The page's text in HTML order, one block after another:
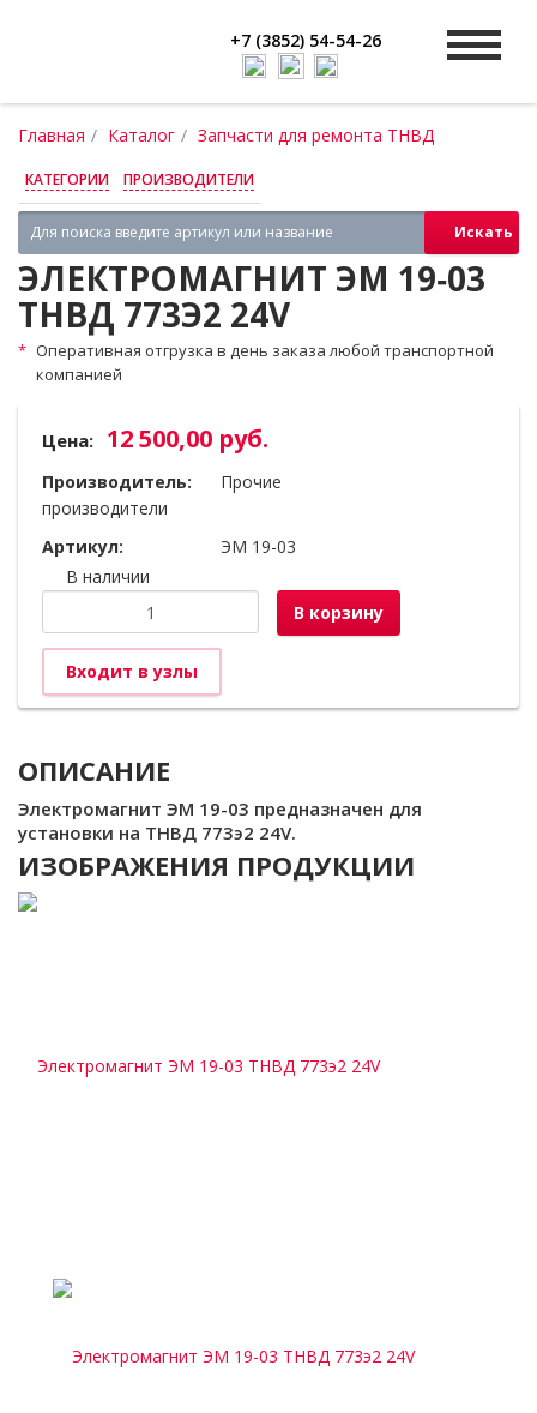
+7 (3852) 54-54-26
Главная Каталог Запчасти для ремонта ТНВД
КАТЕГОРИИ ПРОИЗВОДИТЕЛИ
Искать
ЭЛЕКТРОМАГНИТ ЭМ 19‑03
ТНВД 773Э2 24V
Оперативная отгрузка в день заказа любой транспортной
компанией
Цена: 12 500,00 руб.
Производитель:
Прочие
производители
Артикул:
ЭМ 19-03
В наличии
В корзину
Входит в узлы
ОПИСАНИЕ
Электромагнит ЭМ 19-03 предназначен для
установки на ТНВД 773э2 24V.
ИЗОБРАЖЕНИЯ ПРОДУКЦИИ